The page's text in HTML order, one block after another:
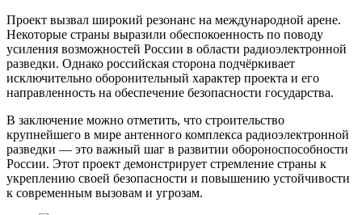
Проект вызвал широкий резонанс на международной арене.
Некоторые страны выразили обеспокоенность по поводу
усиления возможностей России в области радиоэлектронной
разведки. Однако российская сторона подчёркивает
исключительно оборонительный характер проекта и его
направленность на обеспечение безопасности государства.
В заключение можно отметить, что строительство
крупнейшего в мире антенного комплекса радиоэлектронной
разведки — это важный шаг в развитии обороноспособности
России. Этот проект демонстрирует стремление страны к
укреплению своей безопасности и повышению устойчивости
к современным вызовам и угрозам.